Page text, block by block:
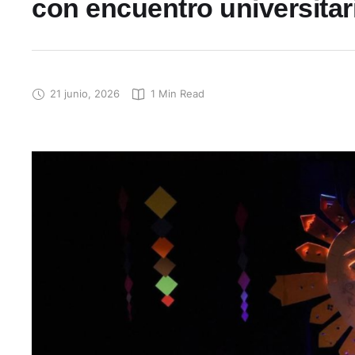
con encuentro
21 junio, 2026 1 Min Read